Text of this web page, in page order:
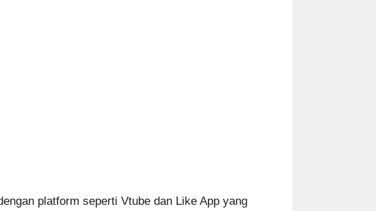
platform seperti Vtube dan Like App yang